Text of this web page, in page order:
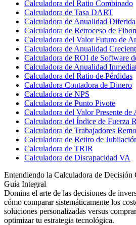
Calculadora del Ratio Combinado
Calculadora de Tasa DART
Calculadora de Anualidad Diferida
Calculadora de Retroceso de
Calculadora del Valor Futuro de
Calculadora de Anualidad
Calculadora de ROI de Software
Calculadora de Anualidad
Calculadora del Ratio de Pérdidas
Calculadora Contadora de Dinero
Calculadora de NPS
Calculadora de Punto Pivote
Calculadora del Valor Presente de
Calculadora del Índice de Fuerza
Calculadora de Trabajadores
Calculadora de Retiro de
Calculadora de TRIR
Calculadora de Discapacidad VA
Entendiendo la Calculadora de
Guía Integral
Domina el arte de las decisiones de
cómo comparar sistemáticamente los
soluciones personalizadas versus
optimizar tu estrategia tecnológica.